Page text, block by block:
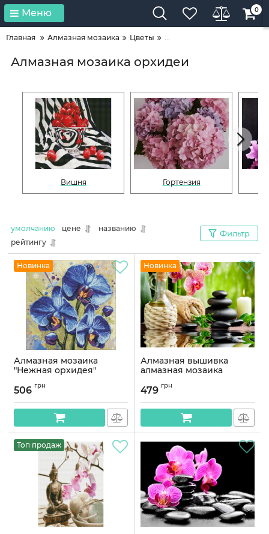
Меню 0
Главная Алмазная мозаика Цветы ...
Алмазная мозаика орхидеи
Вишня Гортензия
умолчанию цене
названию
рейтингу
Фильтр
Новинка
Алмазная мозаика
"Нежная орхидея"
Артикул:
506 грн
Новинка
Алмазная вышивка
алмазная мозаика
Артикул:
479 грн
Топ продаж